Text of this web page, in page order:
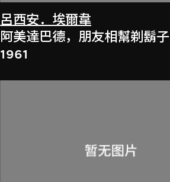
呂西安．埃爾韋
阿美達巴德，朋友相幫剃鬍子
1961